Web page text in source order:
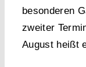
besonderen
zweiter
August heißt